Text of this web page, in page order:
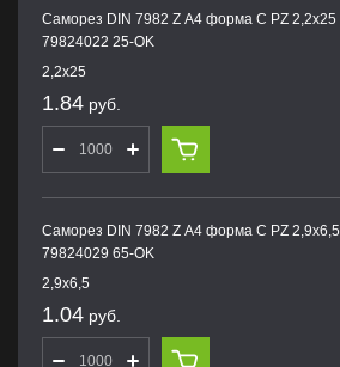
Саморез DIN 7982 Z А4 форма С PZ 2,2х25
79824022 25-OK
2,2х25
1.84 руб.
Саморез DIN 7982 Z А4 форма С PZ 2,9х6,5
79824029 65-OK
2,9х6,5
1.04 руб.